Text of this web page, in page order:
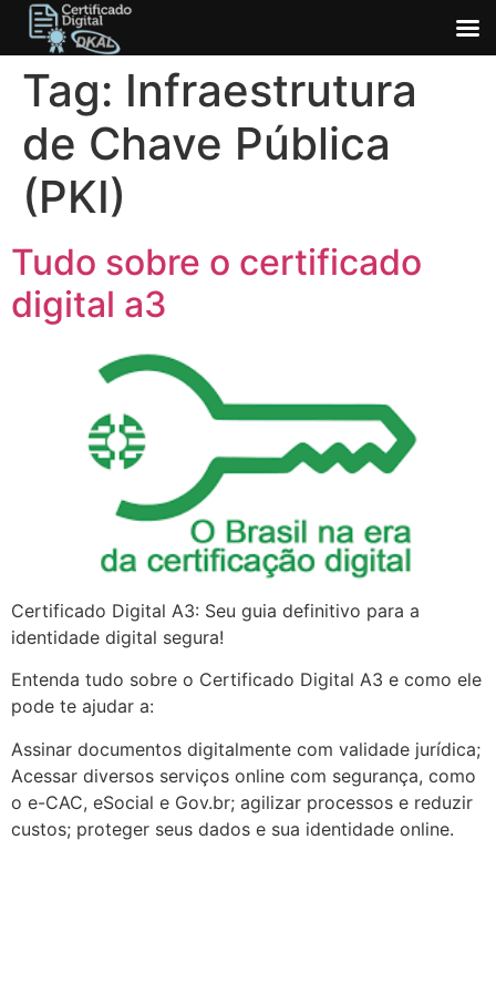
conteúdo
Tag: Infraestrutura
de Chave Pública
(PKI)
Tudo sobre o certificado
digital a3
Certificado Digital A3: Seu guia definitivo para a
identidade digital segura!
Entenda tudo sobre o Certificado Digital A3 e como ele
pode te ajudar a:
Assinar documentos digitalmente com validade jurídica;
Acessar diversos serviços online com segurança, como
o e-CAC, eSocial e Gov.br; agilizar processos e reduzir
custos; proteger seus dados e sua identidade online.